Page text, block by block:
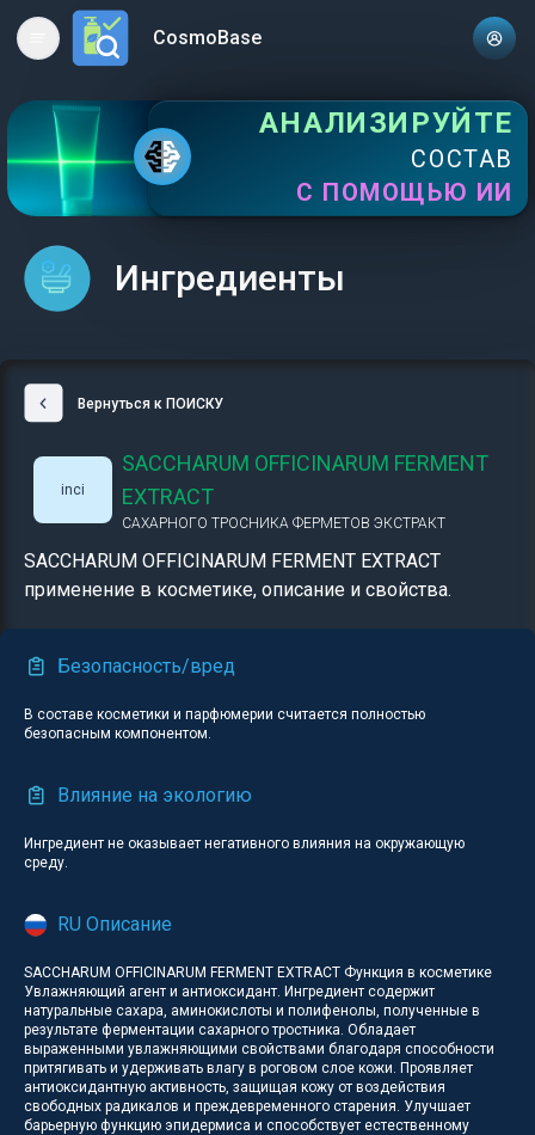
Open main menuCosmoBase
АНАЛИЗИРУЙТЕ
СОСТАВ
С ПОМОЩЬЮ ИИ
Ингредиенты
Вернуться к ПОИСКУ
inci
SACCHARUM OFFICINARUM FERMENT
EXTRACT
САХАРНОГО ТРОСНИКА ФЕРМЕТОВ ЭКСТРАКТ
SACCHARUM OFFICINARUM FERMENT EXTRACT
применение в косметике, описание и свойства.
Безопасность/вред
В составе косметики и парфюмерии считается полностью
безопасным компонентом.
Влияние на экологию
Ингредиент не оказывает негативного влияния на окружающую
среду.
RU Описание
SACCHARUM OFFICINARUM FERMENT EXTRACT Функция в косметике
Увлажняющий агент и антиоксидант. Ингредиент содержит
натуральные сахара, аминокислоты и полифенолы, полученные в
результате ферментации сахарного тростника. Обладает
выраженными увлажняющими свойствами благодаря способности
притягивать и удерживать влагу в роговом слое кожи. Проявляет
антиоксидантную активность, защищая кожу от воздействия
свободных радикалов и преждевременного старения. Улучшает
барьерную функцию эпидермиса и способствует естественному